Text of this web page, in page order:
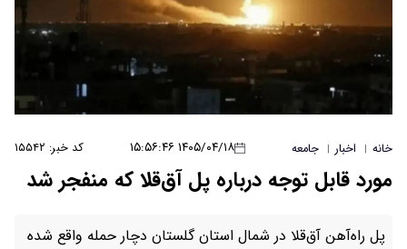
خانه | اخبار | جامعه ۱۴۰۵/۰۴/۱۸ ۱۵:۵۶:۴۶ کد خبر: ۱۵۵۴۲
مورد قابل‌ توجه درباره پل آق‌قلا که منفجر شد
پل راه‌آهن آق‌قلا در شمال استان گلستان دچار حمله واقع شده